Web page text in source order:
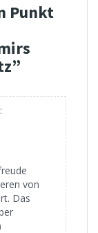
Punkt
”
von
Das